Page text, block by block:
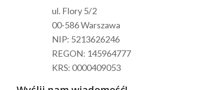
ul. Flory 5/2
00-586 Warszawa
NIP: 5213626246
REGON: 145964777
KRS: 0000409053